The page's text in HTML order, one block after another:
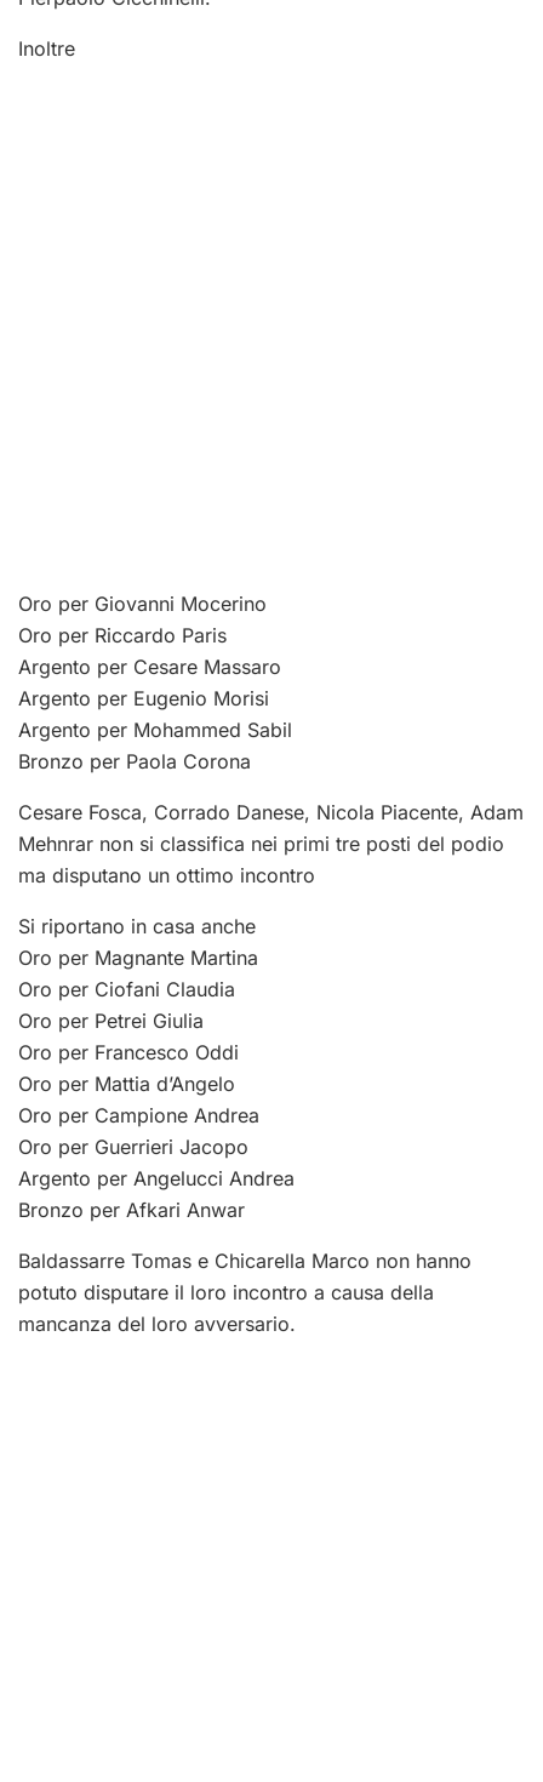
Inoltre
Oro per Giovanni Mocerino
Oro per Riccardo Paris
Argento per Cesare Massaro
Argento per Eugenio Morisi
Argento per Mohammed Sabil
Bronzo per Paola Corona
Cesare Fosca, Corrado Danese, Nicola Piacente, Adam
Mehnrar non si classifica nei primi tre posti del podio
ma disputano un ottimo incontro
Si riportano in casa anche
Oro per Magnante Martina
Oro per Ciofani Claudia
Oro per Petrei Giulia
Oro per Francesco Oddi
Oro per Mattia d’Angelo
Oro per Campione Andrea
Oro per Guerrieri Jacopo
Argento per Angelucci Andrea
Bronzo per Afkari Anwar
Baldassarre Tomas e Chicarella Marco non hanno
potuto disputare il loro incontro a causa della
mancanza del loro avversario.